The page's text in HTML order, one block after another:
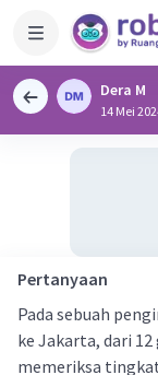
Dera M
14 Mei
Pertanyaan
Pada sebuah
ke Jakarta, dari
memeriksa